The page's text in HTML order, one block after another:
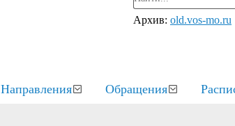
Архив: old.vos-mo.ru
Направления Обращения